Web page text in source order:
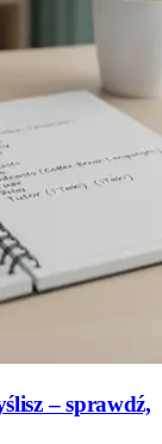
– sprawdź,